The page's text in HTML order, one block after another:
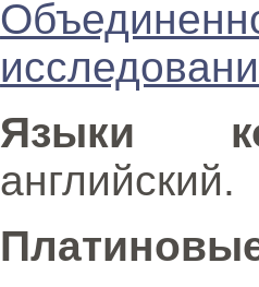
Языки
английский.